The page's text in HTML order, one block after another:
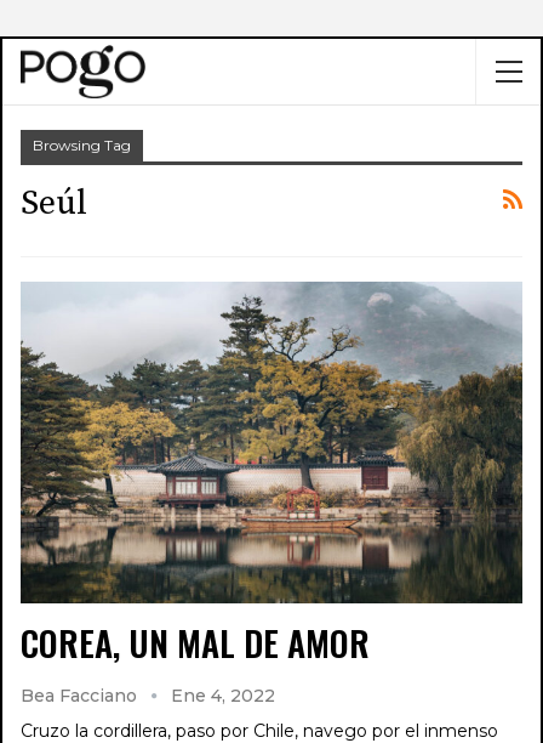
Browsing Tag
Seúl
COREA, UN MAL DE AMOR
Bea Facciano
Ene 4, 2022
Cruzo la cordillera, paso por Chile, navego por el inmenso